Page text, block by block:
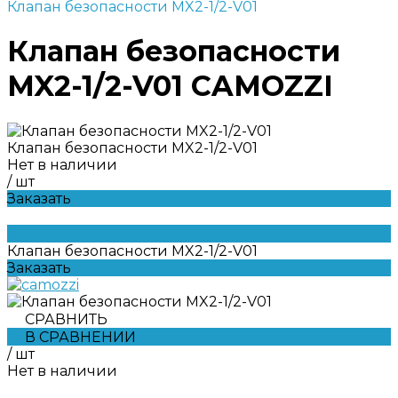
Клапан безопасности MX2-1/2-V01
Клапан безопасности
MX2-1/2-V01 CAMOZZI
Клапан безопасности MX2-1/2-V01
Нет в наличии
/ шт
Заказать
Клапан безопасности MX2-1/2-V01
Заказать
СРАВНИТЬ
В СРАВНЕНИИ
/ шт
Нет в наличии